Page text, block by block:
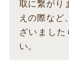
取に繋がり
えの際など
ざいまし
い。